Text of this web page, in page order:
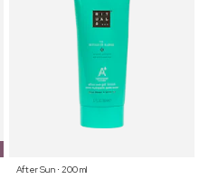
After Sun ⋅ 200 ml